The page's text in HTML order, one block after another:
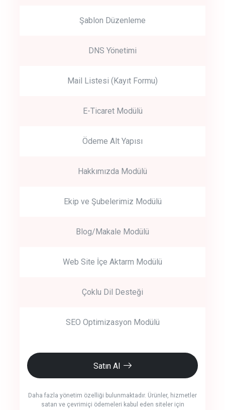
Şablon Düzenleme
DNS Yönetimi
Mail Listesi (Kayıt Formu)
E-Ticaret Modülü
Ödeme Alt Yapısı
Hakkımızda Modülü
Ekip ve Şubelerimiz Modülü
Blog/Makale Modülü
Web Site İçe Aktarm Modülü
Çoklu Dil Desteği
SEO Optimizasyon Modülü
Satın Al
Daha fazla yönetim özelliği bulunmaktadır. Ürünler, hizmetler
satan ve çevrimiçi ödemeleri kabul eden siteler için